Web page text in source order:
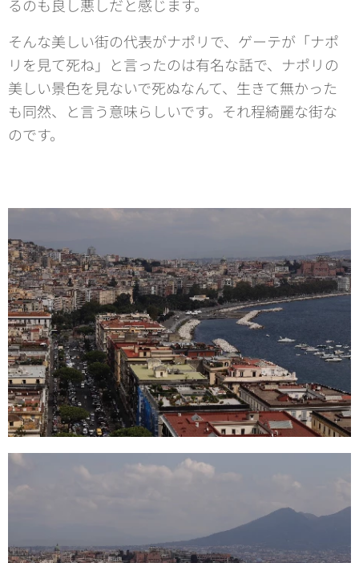
るのも良し悪しだと感じます。
そんな美しい街の代表がナポリで、ゲーテが「ナポ
リを見て死ね」と言ったのは有名な話で、ナポリの
美しい景色を見ないで死ぬなんて、生きて無かった
も同然、と言う意味らしいです。それ程綺麗な街な
のです。